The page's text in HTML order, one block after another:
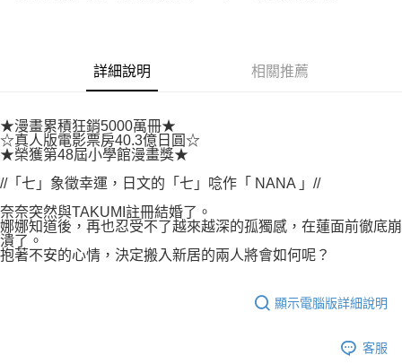
客戶支援中心」https://netprotections.freshdesk.com/support/home
１．透過由恩沛科技股份有限公司提供之「AFTEE先享後付」服務完成之交
易，需依本服務之必要範圍內提供個人資料，並將交易相關給付款項請求債
權轉讓予恩沛科技股份有限公司。
https://aftee.tw/terms/#terms3
「AFTEE先享後付」，若未經同意申辦者引起之損失，本公司不負相關責
任。
４．使用「AFTEE先享後付」時，將依據個別帳號之用戶狀況，依本公司即
時審查核予不同之上限額度；若仍有額度不足之情形，本公司將視審查結果
５．嚴禁一人註冊多個帳號或使用他人資訊註冊。若發現惡意使用之情形，
恩沛科技股份有限公司將有權停止該用戶之使用額度並採取法律行動。
每筆NT$80，滿NT$500(含以上)免運費
每筆NT$80，滿NT$500(含以上)免運費
付款後7-11取貨
每筆NT$80，滿NT$500(含以上)免運費
宅配
每筆NT$100，滿NT$800(含以上)免運費
詳細說明 相關推薦
★漫畫累積狂銷5000萬冊★
☆真人版電影票房40.3億日圓☆
★榮獲第48屆小學館漫畫獎★
//「七」象徵幸運，日文的「七」唸作「 NANA 」//
奈奈突然與TAKUMI註冊結婚了。
娜娜知道後，再也忍受不了越來越深的孤獨感，在蓮面前徹底崩
潰了。
抱著不安的心情，決定搬入新居的兩人將會如何呢？
顯示電腦版詳細說明
客服